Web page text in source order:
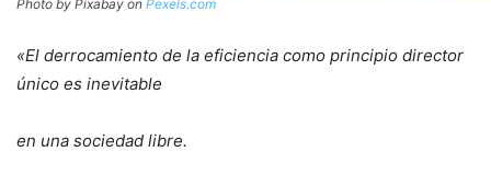
Photo by Pixabay on Pexels.com
«El derrocamiento de la eficiencia como principio director
único es inevitable
en una sociedad libre.